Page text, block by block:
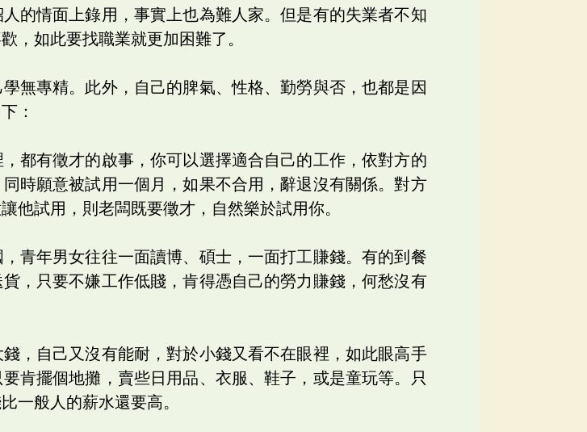
的情面上錄用，事實上也為難人家。但是有的失業者不知
，如此要找職業就更加困難了。
無專精。此外，自己的脾氣、性格、勤勞與否，也都是因
：
都有徵才的啟事，你可以選擇適合自己的工作，依對方的
時願意被試用一個月，如果不合用，辭退沒有關係。對方
他試用，則老闆既要徵才，自然樂於試用你。
青年男女往往一面讀博、碩士，一面打工賺錢。有的到餐
，只要不嫌工作低賤，肯得憑自己的勞力賺錢，何愁沒有
，自己又沒有能耐，對於小錢又看不在眼裡，如此眼高手
肯擺個地攤，賣些日用品、衣服、鞋子，或是童玩等。只
一般人的薪水還要高。